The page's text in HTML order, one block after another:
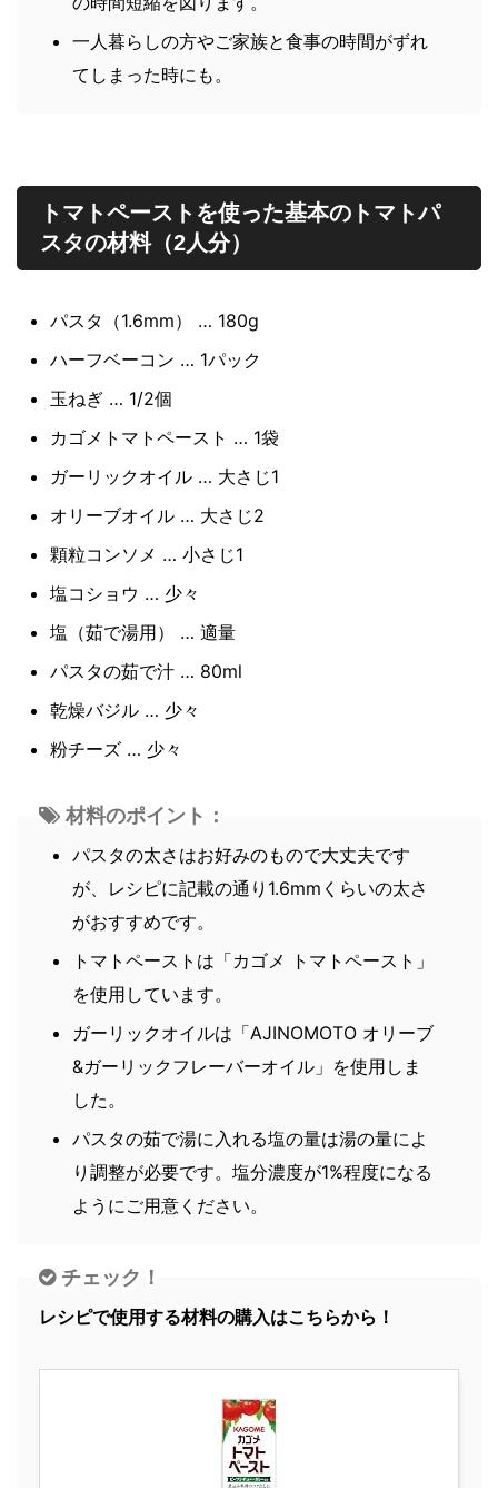
一人暮らしの方やご家族と食事の時間がずれ
てしまった時にも。
トマトペーストを使った基本のトマトパ
スタの材料（2人分）
パスタ（1.6mm） … 180g
ハーフベーコン … 1パック
玉ねぎ … 1/2個
カゴメトマトペースト … 1袋
ガーリックオイル … 大さじ1
オリーブオイル … 大さじ2
顆粒コンソメ … 小さじ1
塩コショウ … 少々
塩（茹で湯用） … 適量
パスタの茹で汁 … 80ml
乾燥バジル … 少々
粉チーズ … 少々
材料のポイント：
パスタの太さはお好みのもので大丈夫です
が、レシピに記載の通り1.6mmくらいの太さ
がおすすめです。
トマトペーストは「カゴメ トマトペースト」
を使用しています。
ガーリックオイルは「AJINOMOTO オリーブ
&ガーリックフレーバーオイル」を使用しま
した。
パスタの茹で湯に入れる塩の量は湯の量によ
り調整が必要です。塩分濃度が1%程度になる
ようにご用意ください。
チェック！
レシピで使用する材料の購入はこちらから！